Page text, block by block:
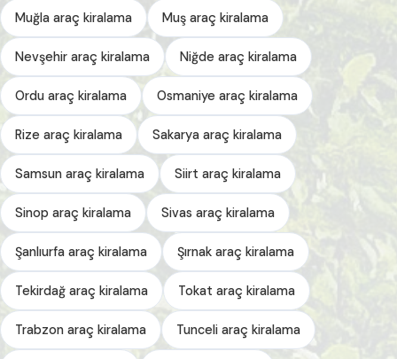
Muğla araç kiralama Muş araç kiralama
Nevşehir araç kiralama Niğde araç kiralama
Ordu araç kiralama Osmaniye araç kiralama
Rize araç kiralama Sakarya araç kiralama
Samsun araç kiralama Siirt araç kiralama
Sinop araç kiralama Sivas araç kiralama
Şanlıurfa araç kiralama Şırnak araç kiralama
Tekirdağ araç kiralama Tokat araç kiralama
Trabzon araç kiralama Tunceli araç kiralama